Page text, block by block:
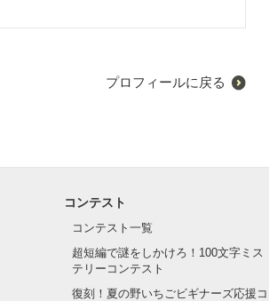
プロフィールに戻る
コンテスト
コンテスト一覧
超短編で謎をしかけろ！100文字ミス
テリーコンテスト
復刻！夏の野いちごビギナーズ応援コ